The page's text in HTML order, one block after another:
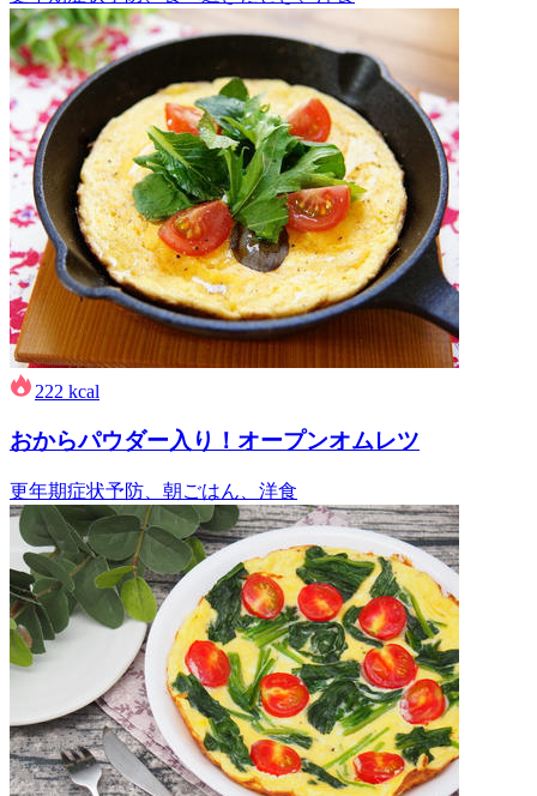
222 kcal
おからパウダー入り！オープンオムレツ
更年期症状予防、朝ごはん、洋食